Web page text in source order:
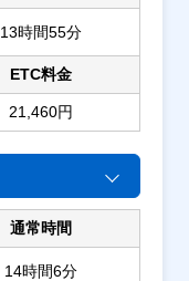
13時間55分
ETC料金
21,460円
通常時間
14時間6分